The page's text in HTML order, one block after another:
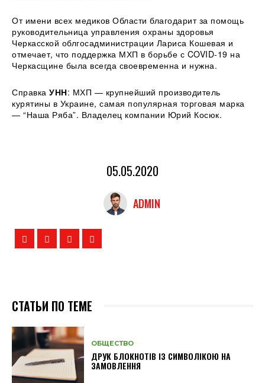
От имени всех медиков Области благодарит за помощь
руководительница управления охраны здоровья
Черкасской облгосадминистрации Лариса Кошевая и
отмечает, что поддержка МХП в борьбе с COVID-19 на
Черкасщине была всегда своевременна и нужна.
Справка УНН: МХП — крупнейший производитель
курятины в Украине, самая популярная торговая марка
— “Наша Ряба”. Владелец компании Юрий Косюк.
05.05.2020
ADMIN
СТАТЬИ ПО ТЕМЕ
ОБЩЕСТВО
ДРУК БЛОКНОТІВ ІЗ СИМВОЛІКОЮ НА
ЗАМОВЛЕННЯ